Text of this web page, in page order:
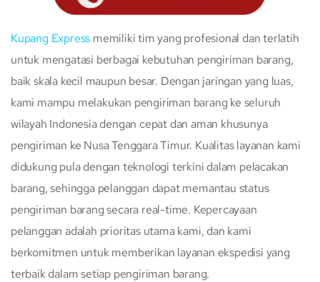
Kupang Express memiliki tim yang profesional dan terlatih
untuk mengatasi berbagai kebutuhan pengiriman barang,
baik skala kecil maupun besar. Dengan jaringan yang luas,
kami mampu melakukan pengiriman barang ke seluruh
wilayah Indonesia dengan cepat dan aman khusunya
pengiriman ke Nusa Tenggara Timur. Kualitas layanan kami
didukung pula dengan teknologi terkini dalam pelacakan
barang, sehingga pelanggan dapat memantau status
pengiriman barang secara real-time. Kepercayaan
pelanggan adalah prioritas utama kami, dan kami
berkomitmen untuk memberikan layanan ekspedisi yang
terbaik dalam setiap pengiriman barang.